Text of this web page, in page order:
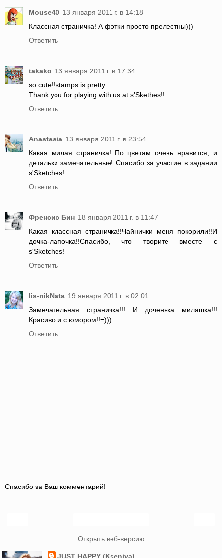
Mouse40 13 января 2011 г. в 14:18
Классная страничка! А фотки просто прелестны)))
Ответить
takako 13 января 2011 г. в 17:34
so cute!!stamps is pretty.
Thank you for playing with us at s'Skethes!!
Ответить
Anastasia 13 января 2011 г. в 23:54
Какая милая страничка! По цветам очень нравится, и
детальки замечательные! Спасибо за участие в задании
s'Sketches!
Ответить
Френсис Бин 18 января 2011 г. в 11:47
Какая классная страничка!!Чайнички меня покорили!!И
дочка-лапочка!!Спасибо, что творите вместе с
s'Sketches!
Ответить
lis-nikNata 19 января 2011 г. в 02:01
Замечательная страничка!!! И доченька милашка!!!
Красиво и с юмором!!=)))
Ответить
Спасибо за Ваш комментарий!
Открыть веб-версию
JUST HAPPY (Kseniya)